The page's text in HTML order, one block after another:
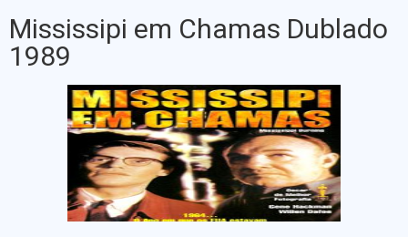
Mississipi em Chamas Dublado
1989